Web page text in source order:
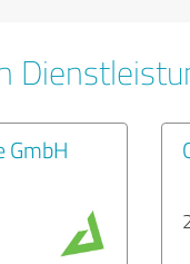
GmbH